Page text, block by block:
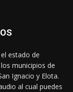
estado de
municipios de
Ignacio y Elota.
al cual puedes